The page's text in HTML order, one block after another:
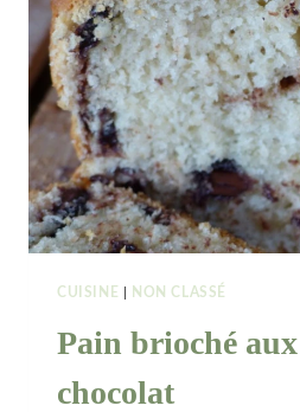
CUISINE NON CLASSÉ
Pain brioché
chocolat